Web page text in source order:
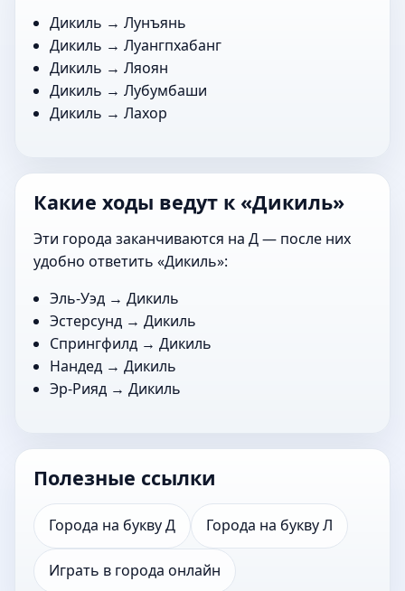
Дикиль →Лунъянь
Дикиль →Луангпхабанг
Дикиль →Ляоян
Дикиль →Лубумбаши
Дикиль →Лахор
Какие ходы ведут к «Дикиль»
Эти города заканчиваются на Д — после них
удобно ответить «Дикиль»:
Эль-Уэд → Дикиль
Эстерсунд → Дикиль
Спрингфилд → Дикиль
Нандед → Дикиль
Эр-Рияд → Дикиль
Полезные ссылки
Города на букву Д Города на букву Л
Играть в города онлайн